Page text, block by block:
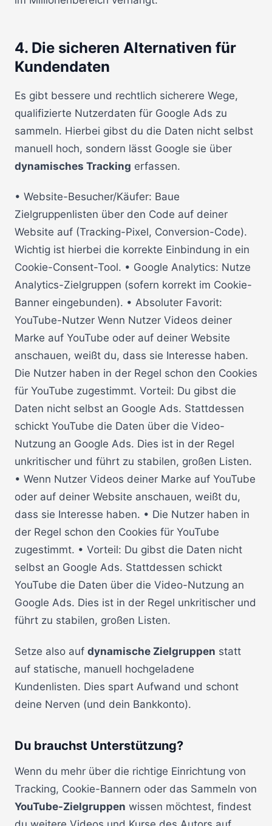
4. Die sicheren Alternativen für
Kundendaten
Es gibt bessere und rechtlich sicherere Wege,
qualifizierte Nutzerdaten für Google Ads zu
sammeln. Hierbei gibst du die Daten nicht selbst
manuell hoch, sondern lässt Google sie über
dynamisches Tracking erfassen.
• Website-Besucher/Käufer: Baue
Zielgruppenlisten über den Code auf deiner
Website auf (Tracking-Pixel, Conversion-Code).
Wichtig ist hierbei die korrekte Einbindung in ein
Cookie-Consent-Tool. • Google Analytics: Nutze
Analytics-Zielgruppen (sofern korrekt im Cookie-
Banner eingebunden). • Absoluter Favorit:
YouTube-Nutzer Wenn Nutzer Videos deiner
Marke auf YouTube oder auf deiner Website
anschauen, weißt du, dass sie Interesse haben.
Die Nutzer haben in der Regel schon den Cookies
für YouTube zugestimmt. Vorteil: Du gibst die
Daten nicht selbst an Google Ads. Stattdessen
schickt YouTube die Daten über die Video-
Nutzung an Google Ads. Dies ist in der Regel
unkritischer und führt zu stabilen, großen Listen.
• Wenn Nutzer Videos deiner Marke auf YouTube
oder auf deiner Website anschauen, weißt du,
dass sie Interesse haben. • Die Nutzer haben in
der Regel schon den Cookies für YouTube
zugestimmt. • Vorteil: Du gibst die Daten nicht
selbst an Google Ads. Stattdessen schickt
YouTube die Daten über die Video-Nutzung an
Google Ads. Dies ist in der Regel unkritischer und
führt zu stabilen, großen Listen.
Setze also auf dynamische Zielgruppen statt
auf statische, manuell hochgeladene
Kundenlisten. Dies spart Aufwand und schont
deine Nerven (und dein Bankkonto).
Du brauchst Unterstützung?
Wenn du mehr über die richtige Einrichtung von
Tracking, Cookie-Bannern oder das Sammeln von
YouTube-Zielgruppen wissen möchtest, findest